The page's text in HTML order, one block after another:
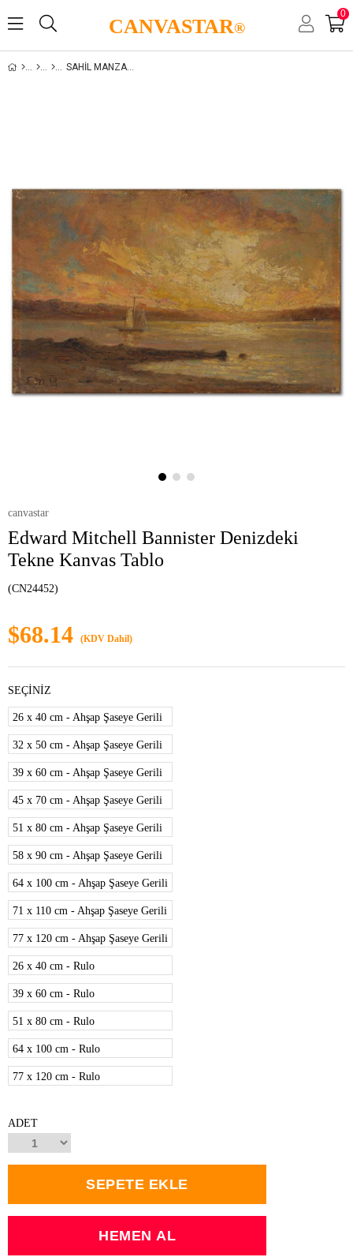
CANVASTAR®
0
SAHIL MANZARALARI
canvastar
Edward Mitchell Bannister Denizdeki
Tekne Kanvas Tablo
(CN24452)
$68.14 (KDV Dahil)
SEÇİNİZ
26 x 40 cm - Ahşap Şaseye Gerili
32 x 50 cm - Ahşap Şaseye Gerili
39 x 60 cm - Ahşap Şaseye Gerili
45 x 70 cm - Ahşap Şaseye Gerili
51 x 80 cm - Ahşap Şaseye Gerili
58 x 90 cm - Ahşap Şaseye Gerili
64 x 100 cm - Ahşap Şaseye Gerili
71 x 110 cm - Ahşap Şaseye Gerili
77 x 120 cm - Ahşap Şaseye Gerili
26 x 40 cm - Rulo
39 x 60 cm - Rulo
51 x 80 cm - Rulo
64 x 100 cm - Rulo
77 x 120 cm - Rulo
ADET